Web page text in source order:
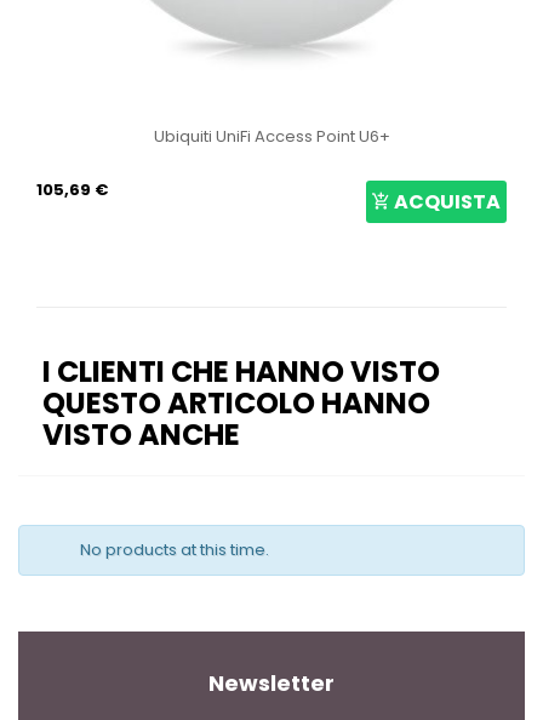
Ubiquiti UniFi Access Point U6+
105,69 € ACQUISTA
I CLIENTI CHE HANNO VISTO
QUESTO ARTICOLO HANNO
VISTO ANCHE
No products at this time.
Newsletter